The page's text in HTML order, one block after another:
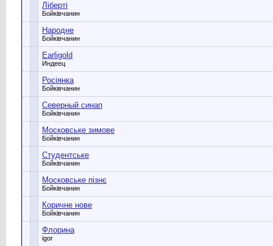
Ліберті
Бойківчанин
Народне
Бойківчанин
Earligold
Индеец
Росіянка
Бойківчанин
Северный синап
Бойківчанин
Московське зимове
Бойківчанин
Студентське
Бойківчанин
Московське пізнє
Бойківчанин
Коричне нове
Бойківчанин
Флорина
igor